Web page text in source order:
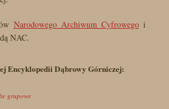
Narodowego Archiwum Cyfrowegoi
NAC.
Encyklopedii Dąbrowy Górniczej:
grupowe